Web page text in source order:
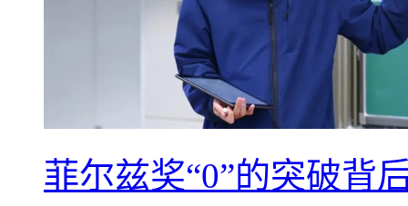
菲尔兹奖“0”的突破背